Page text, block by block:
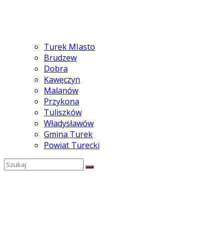
Turek MIasto
Brudzew
Dobra
Kawęczyn
Malanów
Przykona
Tuliszków
Władysławów
Gmina Turek
Powiat Turecki